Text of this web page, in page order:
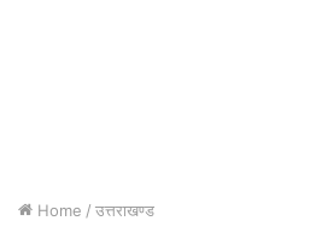
Home / उत्तराखण्ड